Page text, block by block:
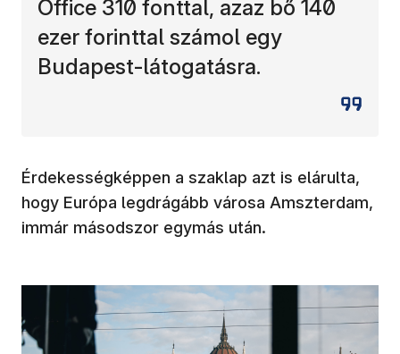
Office 310 fonttal, azaz bő 140
ezer forinttal számol egy
Budapest-látogatásra.
Érdekességképpen a szaklap azt is elárulta,
hogy Európa legdrágább városa Amszterdam,
immár másodszor egymás után.